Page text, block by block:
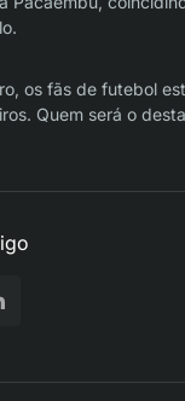
os fãs de futebol
Quem será o